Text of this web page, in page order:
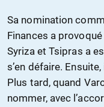
Sa nomination
Finances a
Syriza et Tsipras a
s’en défaire.
Plus tard, quand
nommer, avec